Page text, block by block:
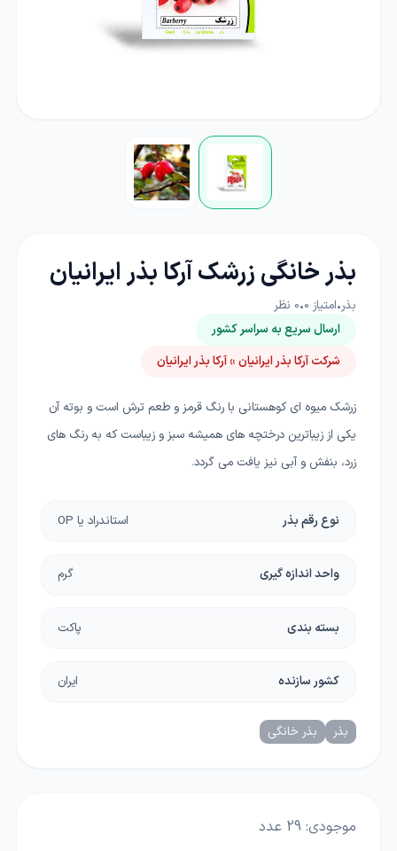
بذر خانگی زرشک آرکا بذر ایرانیان
بذر•امتیاز 0
•
0 نظر
ارسال سریع به سراسر کشور
شرکت آرکا بذر ایرانیان » آرکا بذر ایرانیان
زرشک میوه ای کوهستانی با رنگ قرمز و طعم ترش است و بوته آن
یکی از زیباترین درختچه های همیشه سبز و زیباست که به رنگ های
زرد، بنفش و آبی نیز یافت می گردد.
نوع رقم بذر استاندراد یا OP
واحد اندازه گیری گرم
بسته بندی پاکت
کشور سازنده ایران
بذر بذر خانگی
موجودی: 29 عدد